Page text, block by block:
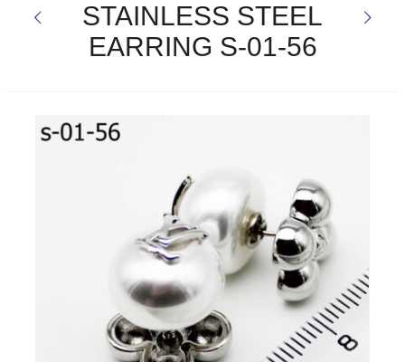
STAINLESS STEEL
EARRING S-01-56